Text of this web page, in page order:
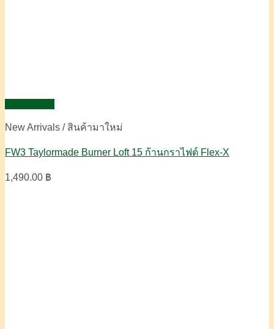
New Arrivals / สินค้ามาใหม่
FW3 Taylormade Burner Loft 15 ก้านกราไฟต์ Flex-X
1,490.00 ฿